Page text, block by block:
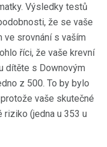
Výsledky testů
že se vaše
ve srovnání s vaším
říci, že vaše krevní
dítěte s Downovým
z 500. To by bylo
vaše skutečné
(jedna u 353 u